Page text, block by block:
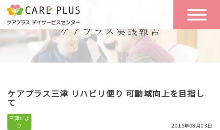
こんな方に
おすすめ
一日の流れ
一日体験
空き状況
ケアプラス三津 リハビリ便り 可動域向上を目指し
て
三津だよ
り
2016年08月03日